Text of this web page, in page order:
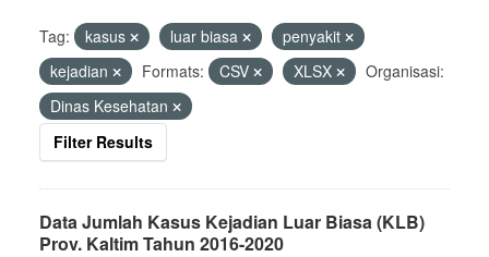
Tag: kasus luar biasa
penyakit
kejadian
Formats: CSV XLSX
Organisasi:
Dinas Kesehatan
Filter Results
Data Jumlah Kasus Kejadian Luar Biasa (KLB)
Prov. Kaltim Tahun 2016-2020